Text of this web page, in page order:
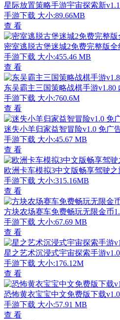
星际放置策略手游宇宙探索新
手游下载 大小:89.66MB
查 看
密室逃脱古堡迷城2免费完整版全
手游下载 大小:455.46 MB
查 看
东吴霸主三国策略战棋手游v1.80
手游下载 大小:760.6M
查 看
迷失小羊归家益智冒险v1.0 免广
手游下载 大小:45.67 MB
查 看
欧洲卡车模拟3中文版畅享驾驶之
手游下载 大小:315.16MB
查 看
方块农场赛车免费畅玩无限金币
手游下载 大小:67.69 MB
查 看
星之艺术沉浸式宇宙探索手游
手游下载 大小:176.12M
查 看
恐怖黄衣宝宝中文免费版下载
手游下载 大小:57.91 MB
查 看